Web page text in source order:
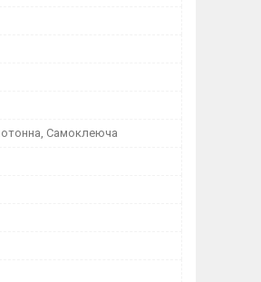
Самоклеюча